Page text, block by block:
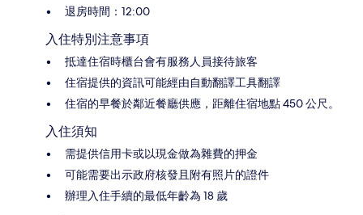
退房時間：12:00
入住特別注意事項
抵達住宿時櫃台會有服務人員接待旅客
住宿提供的資訊可能經由自動翻譯工具翻譯
住宿的早餐於鄰近餐廳供應，距離住宿地點 450 公尺。
入住須知
需提供信用卡或以現金做為雜費的押金
可能需要出示政府核發且附有照片的證件
辦理入住手續的最低年齡為 18 歲